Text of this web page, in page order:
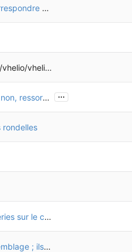
Modification du moyeu de roue avant pour correspondre au nouveau modèle de roue utilisé. Modification de CHO47 pour être compatible avec ce moyeu.
freecad
Ajout de pièces pour le tendeur de chaîne (pignon, ressort, maillon rapide) ...
Modification de la fixation du support de batteries sur le chassis, pour ne pas avoir besoin de démonter de boulon pour le fixer
Suppression des dessins dans le fichier d'assemblage ; ils sont maintenant dans un fichier séparé